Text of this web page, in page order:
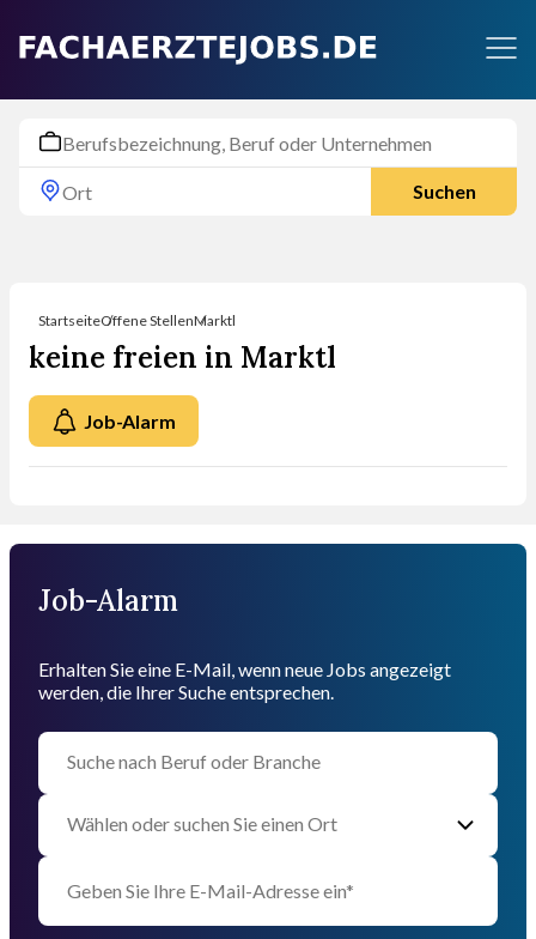
Suchen
StartseiteOffene StellenMarktl
keine freien in Marktl
Job-Alarm
Job-Alarm
Erhalten Sie eine E-Mail, wenn neue Jobs angezeigt
werden, die Ihrer Suche entsprechen.